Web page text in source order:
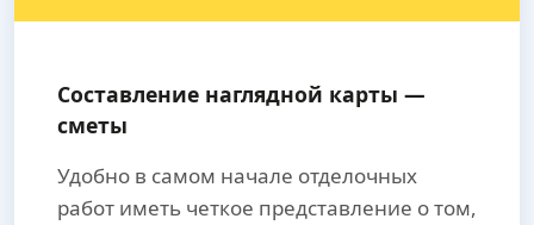
Составление наглядной карты —
сметы
Удобно в самом начале отделочных
работ иметь четкое представление о том,